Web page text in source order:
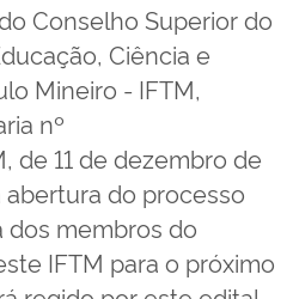
Conselho Superior do
Ciência e
Mineiro - IFTM,
nº
de 11 de dezembro de
do processo
dos membros do
IFTM para o próximo